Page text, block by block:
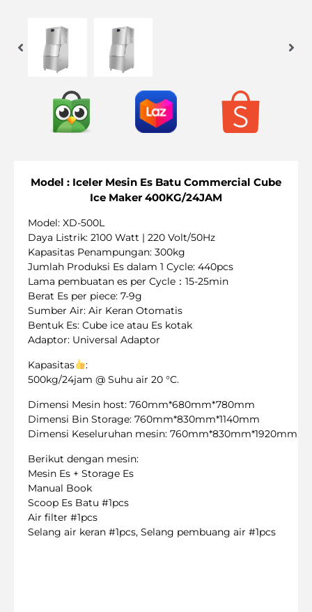
Model : Iceler Mesin Es Batu Commercial Cube
Ice Maker 400KG/24JAM
Model: XD-500L
Daya Listrik: 2100 Watt | 220 Volt/50Hz
Kapasitas Penampungan: 300kg
Jumlah Produksi Es dalam 1 Cycle: 440pcs
Lama pembuatan es per Cycle：15-25min
Berat Es per piece: 7-9g
Sumber Air: Air Keran Otomatis
Bentuk Es: Cube ice atau Es kotak
Adaptor: Universal Adaptor
Kapasitas
:
500kg/24jam @ Suhu air 20 °C.
Dimensi Mesin host: 760mm*680mm*780mm
Dimensi Bin Storage: 760mm*830mm*1140mm
Dimensi Keseluruhan mesin: 760mm*830mm*1920mm
Berikut dengan mesin:
Mesin Es + Storage Es
Manual Book
Scoop Es Batu #1pcs
Air filter #1pcs
Selang air keran #1pcs, Selang pembuang air #1pcs